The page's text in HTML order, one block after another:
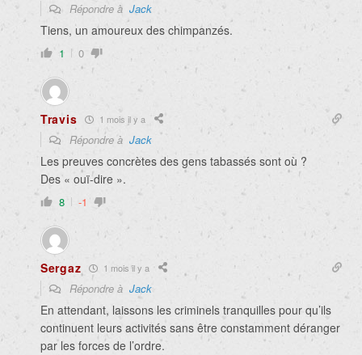
Répondre à Jack
Tiens, un amoureux des chimpanzés.
1 0
Travis 1 mois il y a
Répondre à Jack
Les preuves concrètes des gens tabassés sont où ?
Des « ouï-dire ».
8 -1
Sergaz 1 mois il y a
Répondre à Jack
En attendant, laissons les criminels tranquilles pour qu’ils
continuent leurs activités sans être constamment déranger
par les forces de l’ordre.